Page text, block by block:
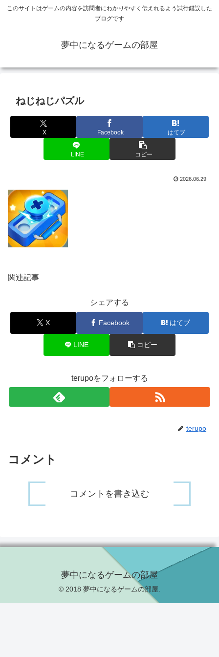
このサイトはゲームの内容を訪問者にわかりやすく伝えれるよう試行錯誤した
ブログです
夢中になるゲームの部屋
ねじねじパズル
X Facebook はてブ
LINE コピー
2026.06.29
関連記事
シェアする
X Facebook はてブ
LINE コピー
terupoをフォローする
terupo
コメント
コメントを書き込む
夢中になるゲームの部屋
© 2018 夢中になるゲームの部屋.